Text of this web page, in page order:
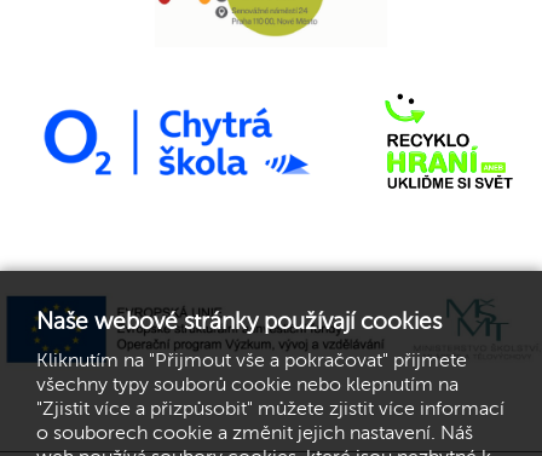
Naše webové stránky používají cookies
Kliknutím na "Přijmout vše a pokračovat" přijmete
všechny typy souborů cookie nebo klepnutím na
"Zjistit více a přizpůsobit" můžete zjistit více informací
o souborech cookie a změnit jejich nastavení. Náš